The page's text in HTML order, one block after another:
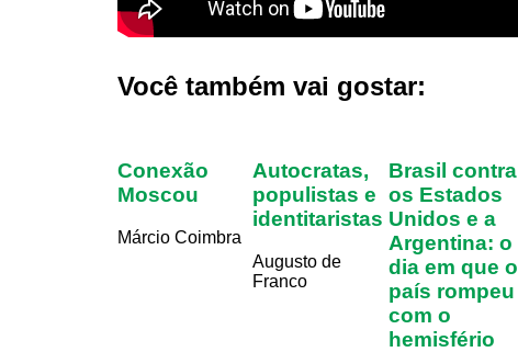
Você também vai gostar:
Conexão
Moscou
Márcio Coimbra
Autocratas,
populistas e
identitaristas
Augusto de
Franco
Brasil contra
os Estados
Unidos e a
Argentina: o
dia em que o
país rompeu
com o
hemisfério